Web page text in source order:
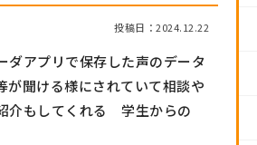
投稿日：2024.12.22
ダアプリで保存した声のデータ
が聞ける様にされていて相談や
介もしてくれる 学生からの